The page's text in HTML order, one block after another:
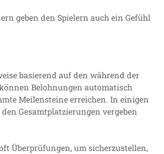
geben den Spielern auch ein Gefühl
basierend auf den während der
Belohnungen automatisch
Meilensteine erreichen. In einigen
Gesamtplatzierungen vergeben
Überprüfungen, um sicherzustellen,